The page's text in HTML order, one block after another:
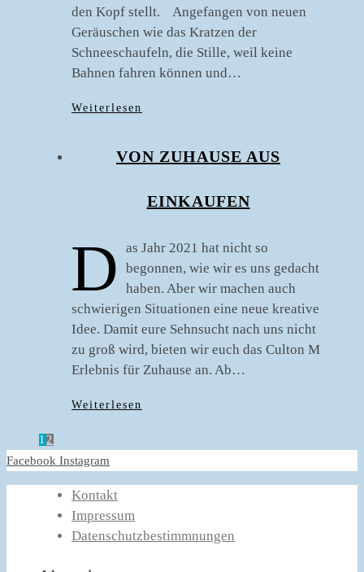
den Kopf stellt. Angefangen von neuen
Geräuschen wie das Kratzen der
Schneeschaufeln, die Stille, weil keine
Bahnen fahren können und…
Weiterlesen
VON ZUHAUSE AUS
EINKAUFEN
D
as Jahr 2021 hat nicht so
begonnen, wie wir es uns gedacht
haben. Aber wir machen auch
schwierigen Situationen eine neue kreative
Idee. Damit eure Sehnsucht nach uns nicht
zu groß wird, bieten wir euch das Culton M
Erlebnis für Zuhause an. Ab…
Weiterlesen
1 2
Facebook Instagram
Kontakt
Impressum
Datenschutzbestimmnungen